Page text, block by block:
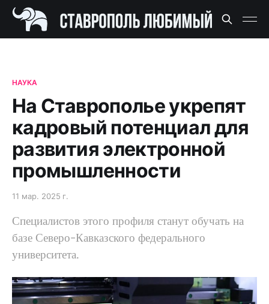
НАУКА
На Ставрополье укрепят
кадровый потенциал для
развития электронной
промышленности
11 мар. 2025 г.
Специалистов этого профиля станут обучать на
базе Северо-Кавказского федерального
университета.